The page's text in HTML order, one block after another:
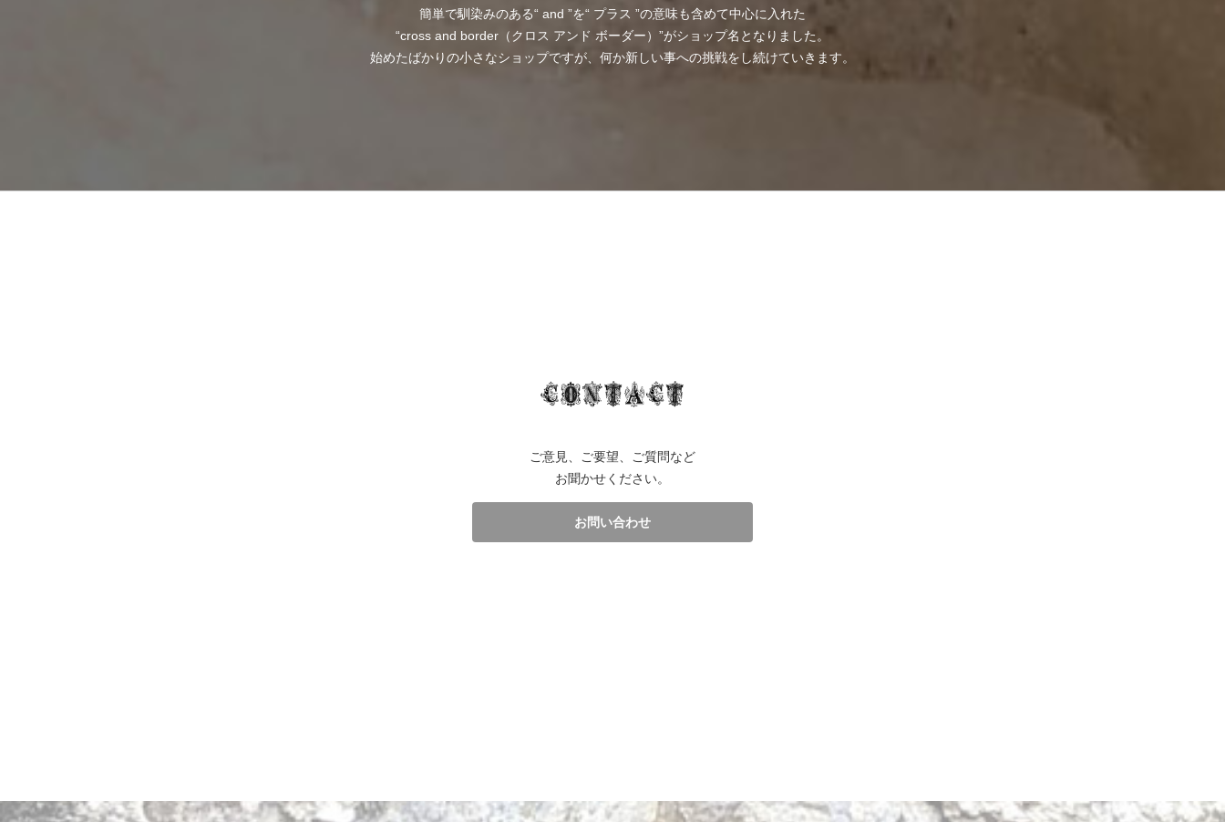
簡単で馴染みのある“ and ”を“ プラス ”の意味も含めて中心に入れた
“cross and border（クロス アンド ボーダー）”がショップ名となりました。
始めたばかりの小さなショップですが、何か新しい事への挑戦をし続けていきます。
ご意見、ご要望、ご質問など
お聞かせください。
お問い合わせ